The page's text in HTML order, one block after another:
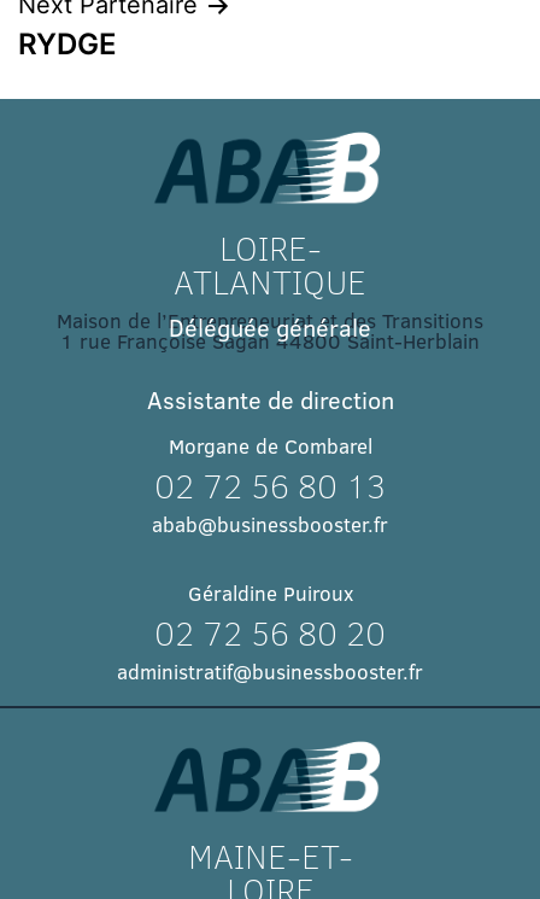
RYDGE
LOIRE-
ATLANTIQUE
Maison de l’Entrepreneuriat et des Transitions
1 rue Françoise Sagan 44800 Saint-Herblain
Déléguée générale
Assistante de direction
Morgane de Combarel
02 72 56 80 13
abab@businessbooster.fr
Géraldine Puiroux
02 72 56 80 20
administratif@businessbooster.fr
MAINE-ET-
LOIRE